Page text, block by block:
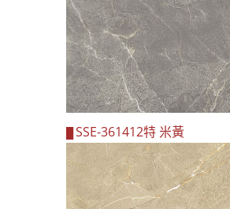
█SSE-361412特 米黃